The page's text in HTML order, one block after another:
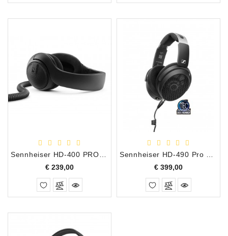
Sennheiser HD-400 PRO Studio Reference Open Hoofdtelefoon
€ 239,00Prijs
Sennheiser HD-490 Pro Professionele Reference Studio Hoofdtelefoon
€ 399,00Prijs